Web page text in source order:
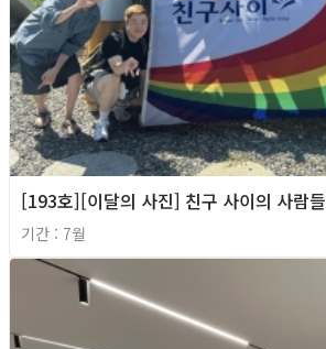
[193호][이달의 사진] 친구 사이의 사람들
기간 : 7월